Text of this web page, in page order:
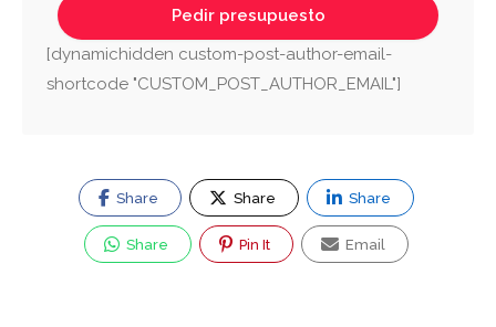
[dynamichidden custom-post-author-email-
shortcode "CUSTOM_POST_AUTHOR_EMAIL"]
Share Share Share
Share Pin It Email